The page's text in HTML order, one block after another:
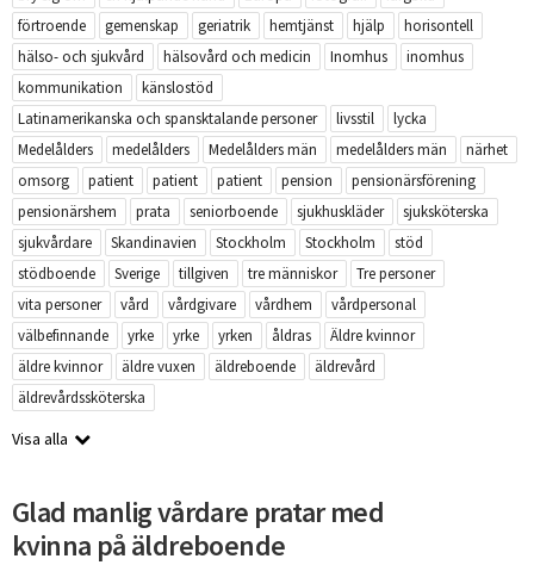
förtroende
gemenskap geriatrik hemtjänst hjälp
horisontell
hälso- och sjukvård
hälsovård och medicin Inomhus
inomhus
kommunikation
känslostöd
Latinamerikanska och spansktalande personer
livsstil
lycka
Medelålders
medelålders Medelålders män medelålders män
närhet
omsorg
patient patient patient pension
pensionärsförening
pensionärshem
prata seniorboende sjukhuskläder
sjuksköterska
sjukvårdare
Skandinavien Stockholm Stockholm
stöd
stödboende
Sverige tillgiven tre människor
Tre personer
vita personer
vård vårdgivare vårdhem
vårdpersonal
välbefinnande
yrke yrke yrken åldras
Äldre kvinnor
äldre kvinnor
äldre vuxen äldreboende
äldrevård
äldrevårdssköterska
Visa alla
Glad manlig vårdare pratar med
kvinna på äldreboende